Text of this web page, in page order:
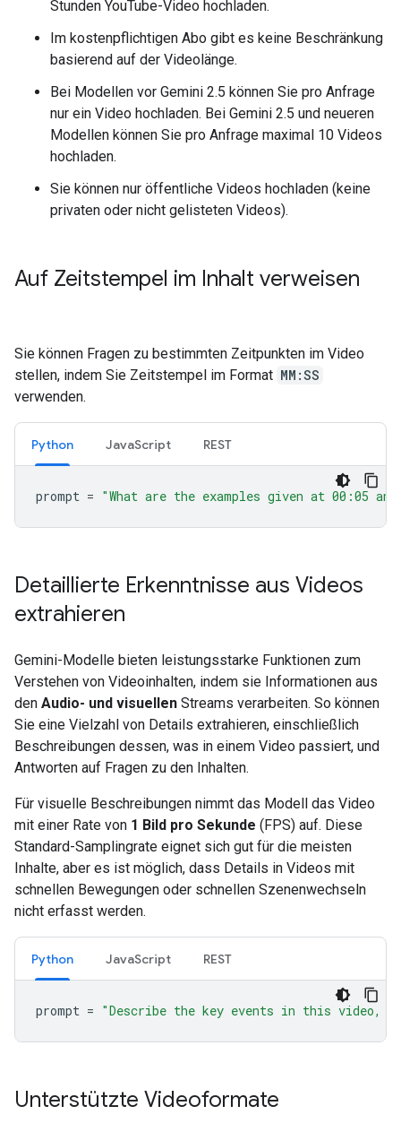
Stunden YouTube-Video hochladen.
Im kostenpflichtigen Abo gibt es keine Beschränkung
basierend auf der Videolänge.
Bei Modellen vor Gemini 2.5 können Sie pro Anfrage
nur ein Video hochladen. Bei Gemini 2.5 und neueren
Modellen können Sie pro Anfrage maximal 10 Videos
hochladen.
Sie können nur öffentliche Videos hochladen (keine
privaten oder nicht gelisteten Videos).
Auf Zeitstempel im Inhalt verweisen
Sie können Fragen zu bestimmten Zeitpunkten im Video
stellen, indem Sie Zeitstempel im Format MM:SS
verwenden.
Python JavaScript REST
prompt = "What are the examples given at 00:05
Detaillierte Erkenntnisse aus Videos
extrahieren
Gemini-Modelle bieten leistungsstarke Funktionen zum
Verstehen von Videoinhalten, indem sie Informationen aus
den Audio- und visuellen Streams verarbeiten. So können
Sie eine Vielzahl von Details extrahieren, einschließlich
Beschreibungen dessen, was in einem Video passiert, und
Antworten auf Fragen zu den Inhalten.
Für visuelle Beschreibungen nimmt das Modell das Video
mit einer Rate von 1 Bild pro Sekunde (FPS) auf. Diese
Standard-Samplingrate eignet sich gut für die meisten
Inhalte, aber es ist möglich, dass Details in Videos mit
schnellen Bewegungen oder schnellen Szenenwechseln
nicht erfasst werden.
Python JavaScript REST
prompt = "Describe the key events in this video,
Unterstützte Videoformate